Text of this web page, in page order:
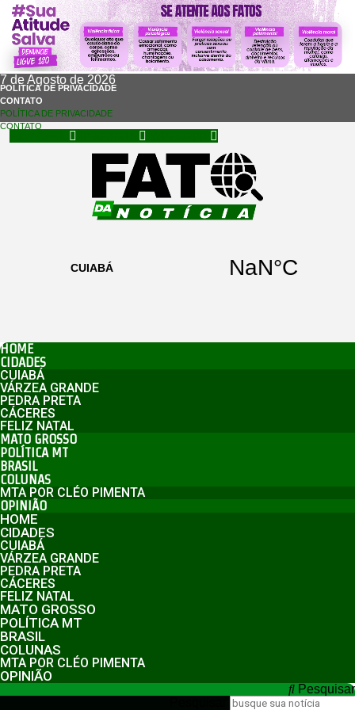
7 de Agosto de 2026
POLÍTICA DE PRIVACIDADE
CONTATO
POLÍTICA DE PRIVACIDADE
CONTATO
HOME
CIDADES
CUIABÁ
VÁRZEA GRANDE
PEDRA PRETA
CÁCERES
FELIZ NATAL
MATO GROSSO
POLÍTICA MT
BRASIL
COLUNAS
MTA POR CLÉO PIMENTA
OPINIÃO
HOME
CIDADES
CUIABÁ
VÁRZEA GRANDE
PEDRA PRETA
CÁCERES
FELIZ NATAL
MATO GROSSO
POLÍTICA MT
BRASIL
COLUNAS
MTA POR CLÉO PIMENTA
OPINIÃO
Pesquisar